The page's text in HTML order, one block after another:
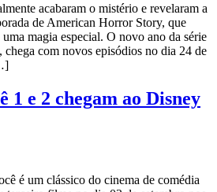
acabaram o mistério e revelaram a
de American Horror Story, que
magia especial. O novo ano da série
com novos episódios no dia 24 de
1 e 2 chegam ao Disney
é um clássico do cinema de comédia